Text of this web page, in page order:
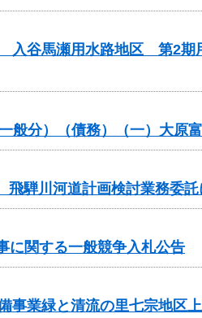
谷馬瀬用水路地区 第2期
般分）（債務）（一）大
騨川河道計画検討業務委
に関する一般競争入札公告
事業緑と清流の里七宗地区